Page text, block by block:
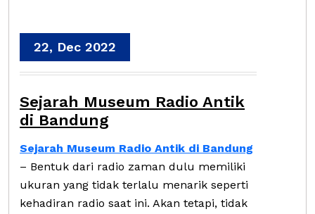
22, Dec 2022
Sejarah Museum Radio Antik
di Bandung
Sejarah Museum Radio Antik di Bandung
– Bentuk dari radio zaman dulu memiliki
ukuran yang tidak terlalu menarik seperti
kehadiran radio saat ini. Akan tetapi, tidak